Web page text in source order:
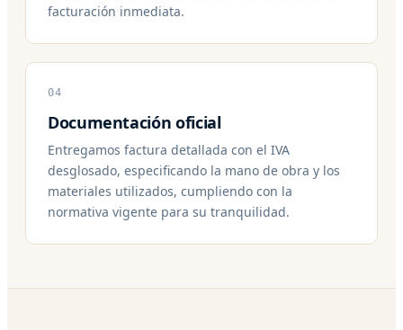
facturación inmediata.
04
Documentación oficial
Entregamos factura detallada con el IVA
desglosado, especificando la mano de obra y los
materiales utilizados, cumpliendo con la
normativa vigente para su tranquilidad.